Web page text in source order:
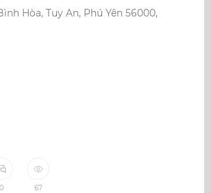
Hòa, Tuy An, Phú Yên 56000,
0 67